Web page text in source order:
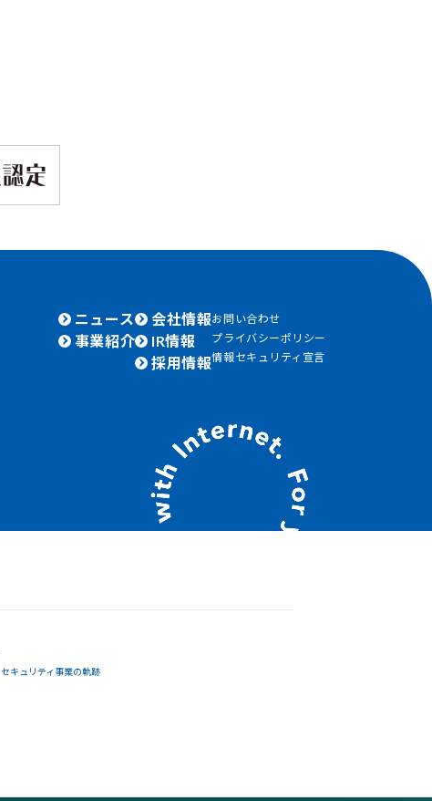
ニュース
事業紹介
会社情報
IR情報
採用情報
お問い合わせ
プライバシーポリシー
情報セキュリティ宣言
セキュリティ事業の軌跡